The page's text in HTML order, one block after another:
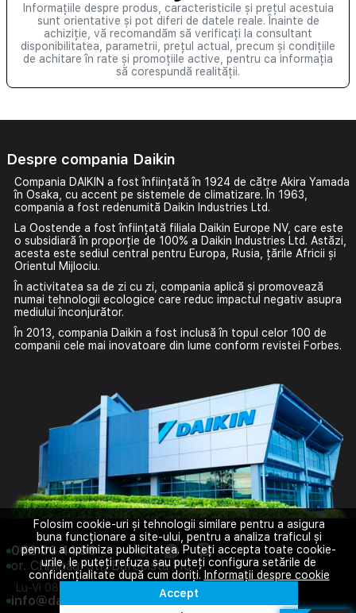
Informațiile despre produs, caracteristicile și prețul acestuia
sunt orientative și pot diferi de datele reale. Înainte de
achiziție, vă recomandăm să verificați la consultant
disponibilitatea, parametrii, prețul actual, precum și condițiile
de achitare în rate și promoțiile active, pentru ca informația
să corespundă realității.
Despre compania Daikin
Compania DAIKIN a fost înființată în 1924 de către Akira Yamada
în Osaka, cu accent pe sistemele de climatizare. În 1963,
compania a fost redenumită Daikin Industries Ltd.
La Oostende a fost înființată filiala Daikin Europe NV, care este
o subsidiară în proporție de 100% a Daikin Industries Ltd. Astăzi,
acesta este sediul central pentru Europa, Rusia, țările Africii și
Orientul Mijlociu.
În activitatea sa de zi cu zi, compania aplică și promovează
numai tehnologii ecologice care reduc impactul negativ asupra
mediului înconjurător.
În 2013, compania Daikin a fost inclusă în topul celor 100 de
companii cele mai inovatoare din lume conform revistei Forbes.
062 06 44 99
or. Chișinău, str. Burebista 110
Lu-Vi 08:00-18:00 Sâ 08:00-14:00
info@daikin.com.md
Folosim cookie-uri și tehnologii similare pentru a asigura
buna funcționare a site-ului, pentru a analiza traficul și
pentru a optimiza publicitatea. Puteți accepta toate cookie-
urile, le puteți refuza sau puteți configura setările de
confidențialitate după cum doriți. Informații despre cookie
Accept